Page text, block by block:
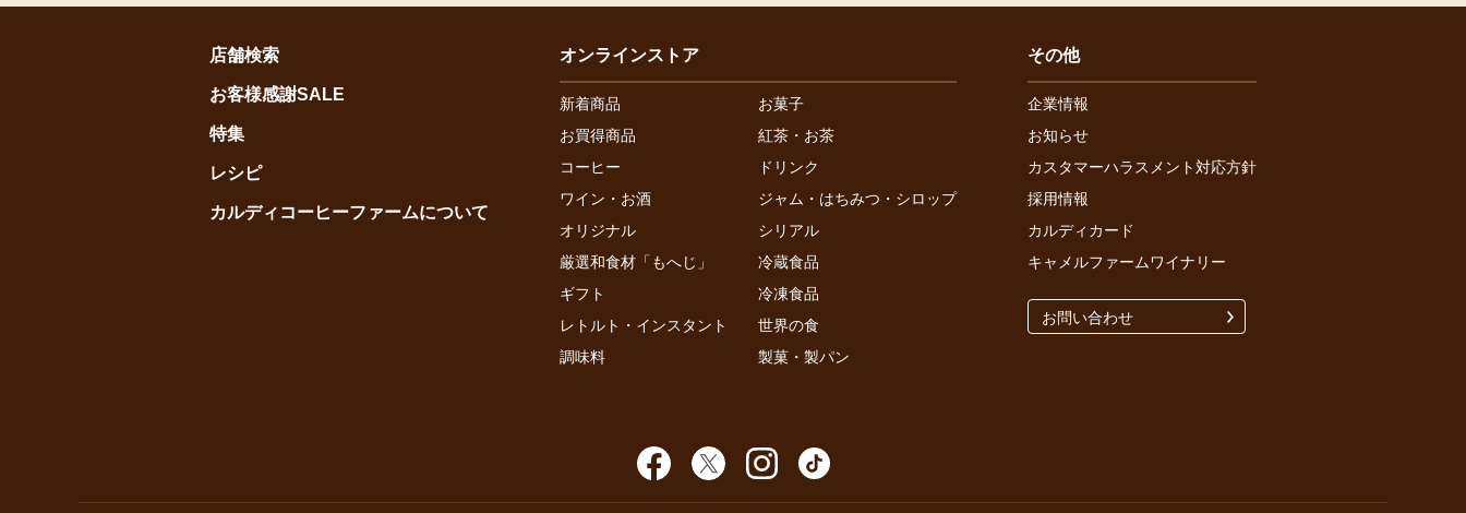
店舗検索
お客様感謝SALE
特集
レシピ
カルディコーヒーファームについて
オンラインストア
新着商品
お菓子
お買得商品
紅茶・お茶
コーヒー
ドリンク
ワイン・お酒
ジャム・はちみつ・シロップ
オリジナル
シリアル
厳選和食材「もへじ」
冷蔵食品
ギフト
冷凍食品
レトルト・インスタント
世界の食
調味料
製菓・製パン
その他
企業情報
お知らせ
カスタマーハラスメント対応方針
採用情報
カルディカード
キャメルファームワイナリー
お問い合わせ